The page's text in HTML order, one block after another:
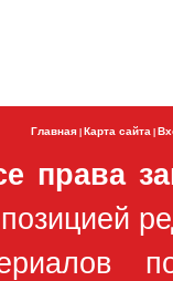
Главная Карта сайта
права